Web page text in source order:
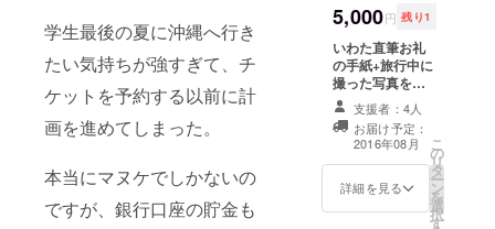
学生最後の夏に沖縄へ行き
たい気持ちが強すぎて、チ
ケットを予約する以前に計
画を進めてしまった。
本当にマヌケでしかないの
ですが、銀行口座の貯金も
な場合は宿泊費
も)で全国どこへ
でも行きます/遠
方の場合は
Googleハングア
ウトを使ったオ
ンラインコンサ
ル＆相談も可
5,000円 残り1
いわた直筆お礼
の手紙+旅行中に
撮った写真を現
像して同封しま
す+記事広告(い
わたが運営する
月間10万PVのブ
ログ「いわタ
ワー」であなた
支援者：4人
お届け予定：
2016年08月
詳細を見る
こ
の
リ
タ
ー
ン
を
選
択
す